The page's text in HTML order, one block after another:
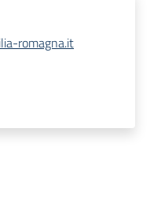
romagna.it